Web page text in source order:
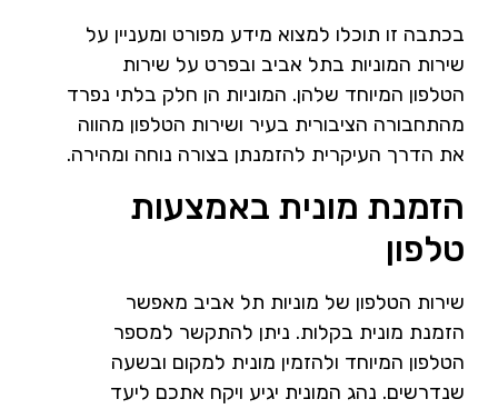
בכתבה זו תוכלו למצוא מידע מפורט ומעניין על
שירות המוניות בתל אביב ובפרט על שירות
הטלפון המיוחד שלהן. המוניות הן חלק בלתי נפרד
מהתחבורה הציבורית בעיר ושירות הטלפון מהווה
את הדרך העיקרית להזמנתן בצורה נוחה ומהירה.
הזמנת מונית באמצעות
טלפון
שירות הטלפון של מוניות תל אביב מאפשר
הזמנת מונית בקלות. ניתן להתקשר למספר
הטלפון המיוחד ולהזמין מונית למקום ובשעה
שנדרשים. נהג המונית יגיע ויקח אתכם ליעד